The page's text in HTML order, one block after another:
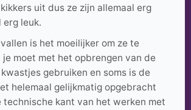
uit dus ze zijn allemaal erg
erg leuk.
is het moeilijker om ze te
moet met het opbrengen van de
gebruiken en soms is de
helemaal gelijkmatig opgebracht
technische kant van het werken met